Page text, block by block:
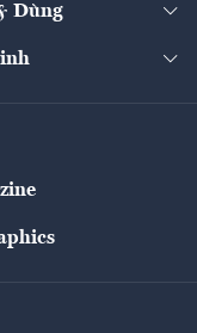
sản
Dùng
trí